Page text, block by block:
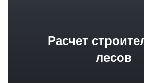
Расчет
лесов